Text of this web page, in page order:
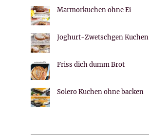
Marmorkuchen ohne Ei
Joghurt-Zwetschgen Kuchen
Friss dich dumm Brot
Solero Kuchen ohne backen